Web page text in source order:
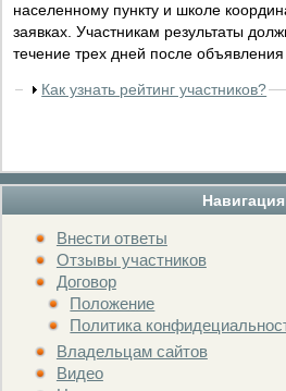
Навигация
Внести ответы
Отзывы участников
Договор
Положение
Политика
Владельцам сайтов
Видео
населенному пункту и школе
заявках. Участникам результаты
течение трех дней после объявления
Как узнать рейтинг участников?